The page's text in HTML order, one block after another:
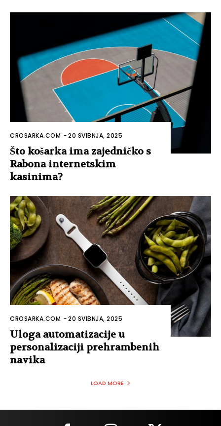
CROSARKA.COM -20 SVIBNJA, 2025
Što košarka ima zajedničko s
Rabona internetskim
kasinima?
CROSARKA.COM -20 SVIBNJA, 2025
Uloga automatizacije u
personalizaciji prehrambenih
navika
LOAD MORE